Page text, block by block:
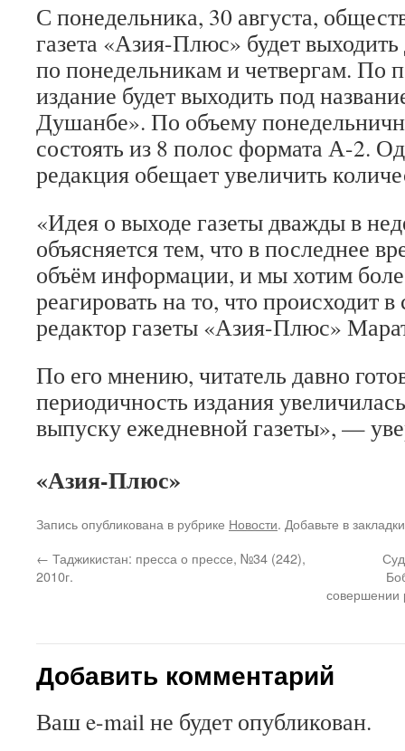
С понедельника, 30 августа,
газета «Азия-Плюс» будет
по понедельникам и четвергам. По
издание будет выходить под
Душанбе». По объему
состоять из 8 полос формата А-2.
редакция обещает увеличить
«Идея о выходе газеты дважды в
объясняется тем, что в последнее
объём информации, и мы хотим
реагировать на то, что происходит
редактор газеты «Азия-Плюс»
По его мнению, читатель давно
периодичность издания
выпуску ежедневной газеты», —
«Азия-Плюс»
Запись опубликована в рубрике Новости. Добавьте в
← Таджикистан: пресса о прессе, №34 (242),
2010г.
совершении
Добавить комментарий
Ваш e-mail не будет опубликован.